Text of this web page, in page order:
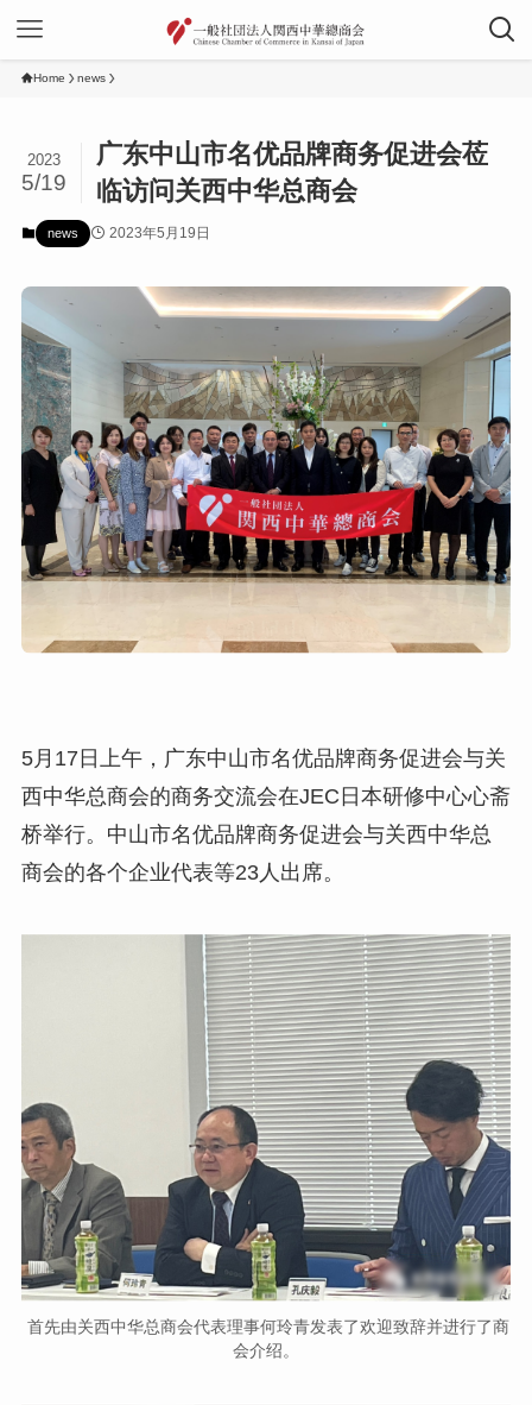
Home news
广东中山市名优品牌商务促进会莅
临访问关西中华总商会
2023
5/19
news 2023年5月19日
5月17日上午，广东中山市名优品牌商务促进会与关
西中华总商会的商务交流会在JEC日本研修中心心斋
桥举行。中山市名优品牌商务促进会与关西中华总
商会的各个企业代表等23人出席。
首先由关西中华总商会代表理事何玲青发表了欢迎致辞并进行了商
会介绍。